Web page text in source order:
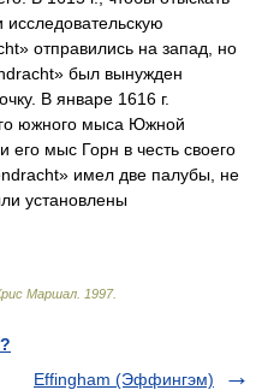
исследовательскую
отправились на запад, но
был вынужден
В январе 1616 г.
южного мыса Южной
его мыс Горн в честь своего
имел две палубы, не
установлены
Маршал 1997.
Effingham (Эффингэм)